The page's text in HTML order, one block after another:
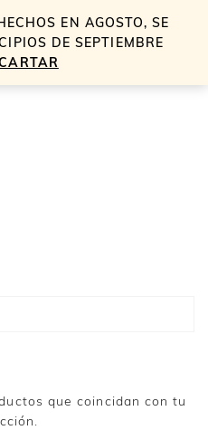
que coincidan con tu
EN AGOSTO, SE
DE SEPTIEMBRE